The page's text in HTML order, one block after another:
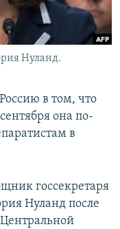
Нуланд.
в том, что
она по-
в
госсекретаря
Нуланд после